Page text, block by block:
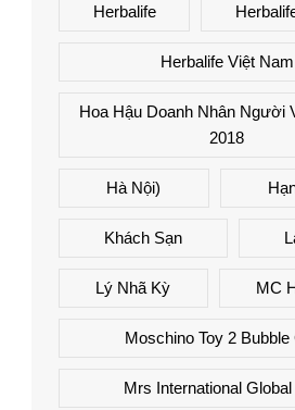
Herbalife
Herbalife Việt Nam
Hoa Hậu Doanh Nhân Người
2018
Hà Nội)
Khách Sạn
Lý Nhã Kỳ MC
Moschino Toy 2 Bubble
Mrs International Global